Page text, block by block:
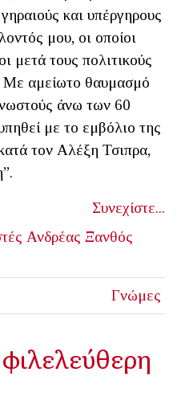
και υπέργηρους
μου, οι οποίοι
μετά τους πολιτικούς
Με αμείωτο θαυμασμό
άνω των 60
με το εμβόλιο της
τον Αλέξη Τσιπρα,
Συνεχίστε...
Ανδρέας Ξανθός
Γνώμες